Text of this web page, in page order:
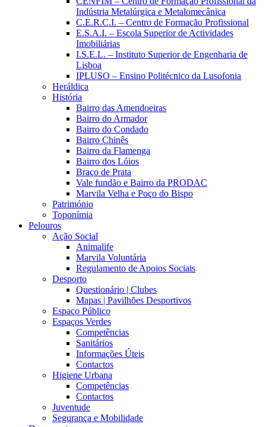
Indústria Metalúrgica e Metalomecânica
C.E.R.C.I. – Centro de Formação Profissional
E.S.A.I. – Escola Superior de Actividades
Imobiliárias
I.S.E.L. – Instituto Superior de Engenharia de
Lisboa
IPLUSO – Ensino Politécnico da Lusofonia
Heráldica
História
Bairro das Amendoeiras
Bairro do Armador
Bairro do Condado
Bairro Chinês
Bairro da Flamenga
Bairro dos Lóios
Braço de Prata
Vale fundão e Bairro da PRODAC
Marvila Velha e Poço do Bispo
Património
Toponímia
Pelouros
Ação Social
Animalife
Marvila Voluntária
Regulamento de Apoios Sociais
Desporto
Questionário | Clubes
Mapas | Pavilhões Desportivos
Espaço Público
Espaços Verdes
Competências
Sanitários
Informações Úteis
Contactos
Higiene Urbana
Competências
Contactos
Juventude
Segurança e Mobilidade